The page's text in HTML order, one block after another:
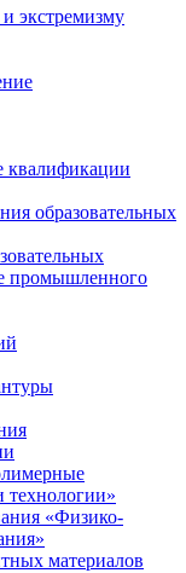
экстремизму
квалификации
образовательных
промышленного
«Физико-
материалов